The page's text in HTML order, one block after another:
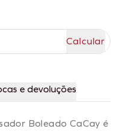
e devoluções
Boleado CaCay é